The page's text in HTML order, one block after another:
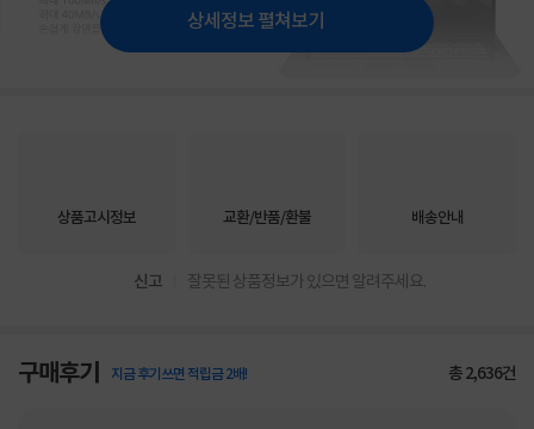
상세정보 펼쳐보기
상품고시정보 교환/반품/환불 배송안내
신고 잘못된 상품정보가 있으면 알려주세요.
구매후기 지금 후기쓰면 적립금 2배! 총2,636건